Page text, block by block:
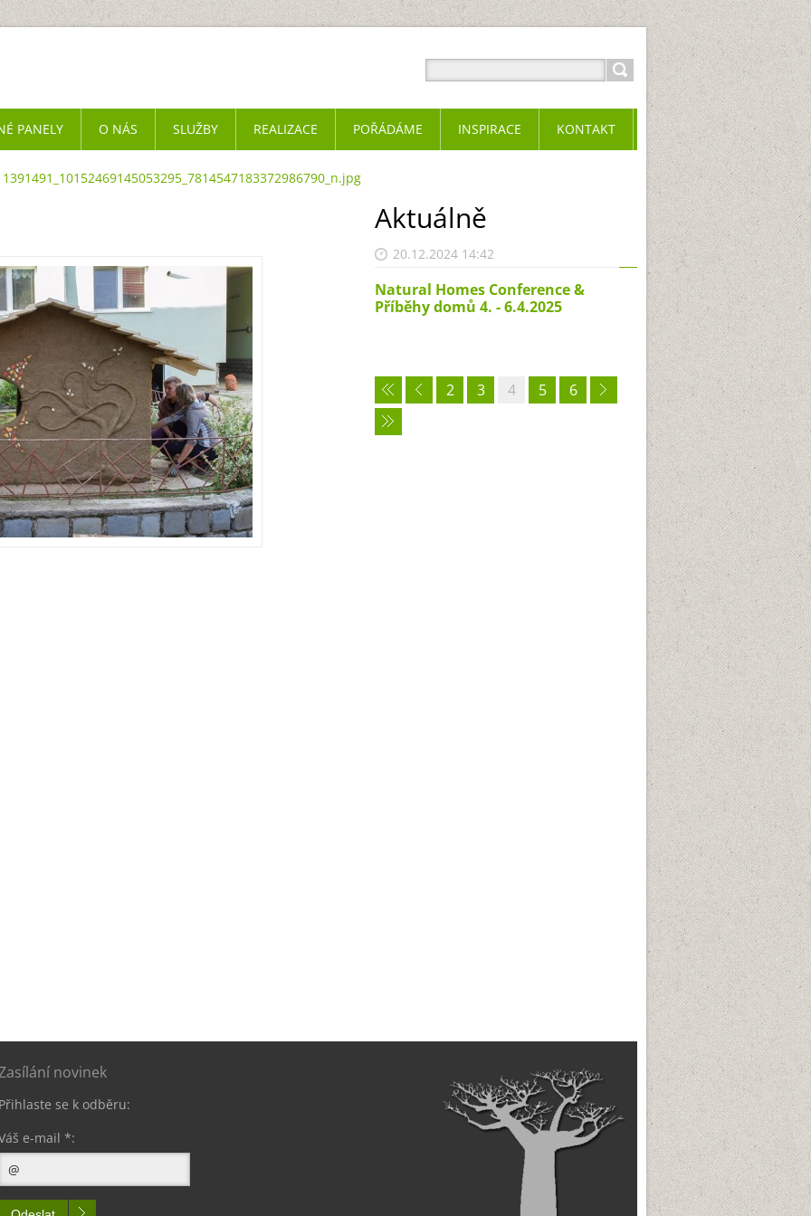
1391491_10152469145053295_7814547183372986790_n.jpg
Aktuálně
20.12.2024 14:42
Natural Homes Conference &
Příběhy domů 4. - 6.4.2025
2 3 4 5 6
PANELY O NÁS SLUŽBY REALIZACE POŘÁDÁME INSPIRACE KONTAKT
novinek
se k odběru:
e-mail *: